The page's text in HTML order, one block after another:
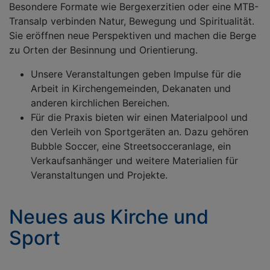
Besondere Formate wie Bergexerzitien oder eine MTB-
Transalp verbinden Natur, Bewegung und Spiritualität.
Sie eröffnen neue Perspektiven und machen die Berge
zu Orten der Besinnung und Orientierung.
Unsere Veranstaltungen geben Impulse für die
Arbeit in Kirchengemeinden, Dekanaten und
anderen kirchlichen Bereichen.
Für die Praxis bieten wir einen Materialpool und
den Verleih von Sportgeräten an. Dazu gehören
Bubble Soccer, eine Streetsocceranlage, ein
Verkaufsanhänger und weitere Materialien für
Veranstaltungen und Projekte.
Neues aus Kirche und
Sport